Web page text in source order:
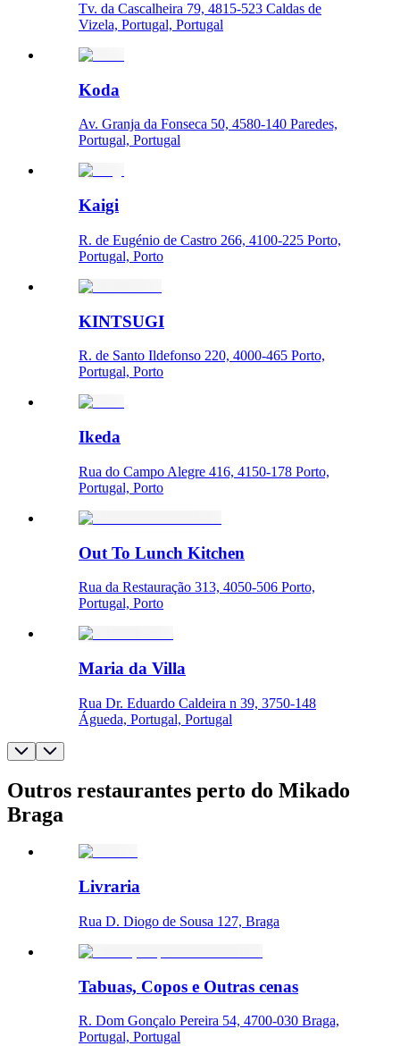
Tv. da Cascalheira 79, 4815-523 Caldas de
Vizela, Portugal, Portugal
Koda
Av. Granja da Fonseca 50, 4580-140 Paredes,
Portugal, Portugal
Kaigi
R. de Eugénio de Castro 266, 4100-225 Porto,
Portugal, Porto
KINTSUGI
R. de Santo Ildefonso 220, 4000-465 Porto,
Portugal, Porto
Ikeda
Rua do Campo Alegre 416, 4150-178 Porto,
Portugal, Porto
Out To Lunch Kitchen
Rua da Restauração 313, 4050-506 Porto,
Portugal, Porto
Maria da Villa
Rua Dr. Eduardo Caldeira n 39, 3750-148
Águeda, Portugal, Portugal
Outros restaurantes perto do Mikado
Braga
Livraria
Rua D. Diogo de Sousa 127, Braga
Tabuas, Copos e Outras cenas
R. Dom Gonçalo Pereira 54, 4700-030 Braga,
Portugal, Portugal